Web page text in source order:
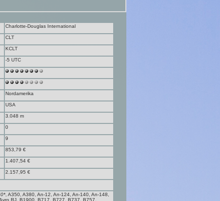
Charlotte-Douglas International
CLT
KCLT
-5 UTC
Nordamerika
USA
3.048 m
0
9
853,79 €
1.407,54 €
2.157,95 €
, A350, A380, An-12, An-124, An-140, An-148,
RJ, B1900, B717, B727, B737, B757,